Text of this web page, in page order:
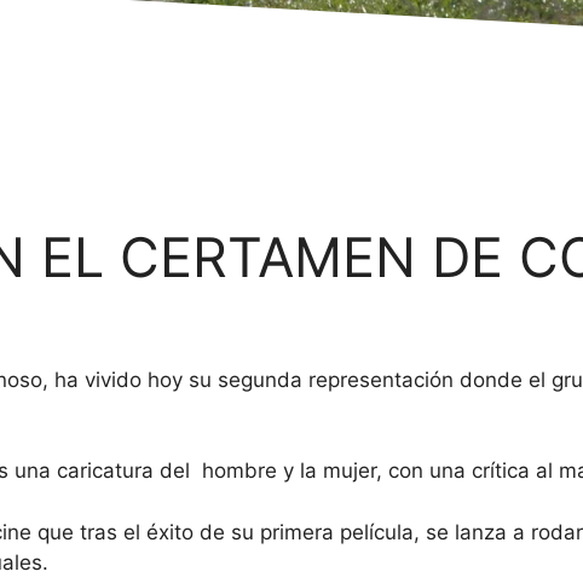
EL CERTAMEN DE
ha vivido hoy su segunda representación donde el
una caricatura del hombre y la mujer, con una crítica al
que tras el éxito de su primera película, se lanza a